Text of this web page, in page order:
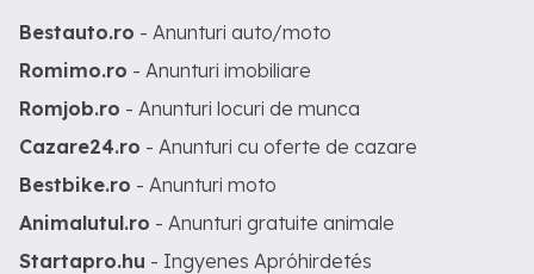
Bestauto.ro - Anunturi auto/moto
Romimo.ro - Anunturi imobiliare
Romjob.ro - Anunturi locuri de munca
Cazare24.ro - Anunturi cu oferte de cazare
Bestbike.ro - Anunturi moto
Animalutul.ro - Anunturi gratuite animale
Startapro.hu - Ingyenes Apróhirdetés